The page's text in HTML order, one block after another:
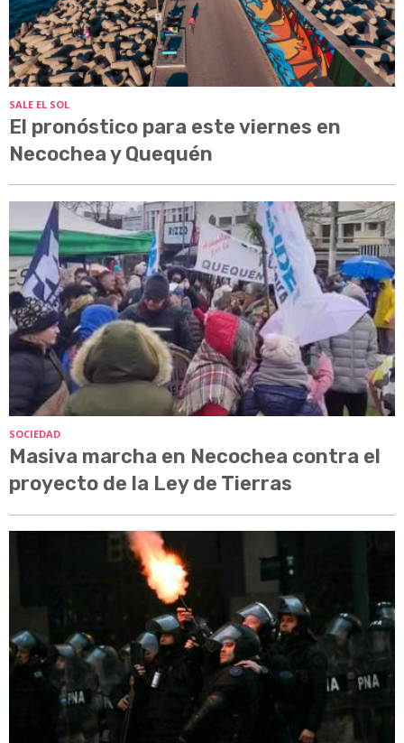
SALE EL SOL
El pronóstico para este viernes en
Necochea y Quequén
SOCIEDAD
Masiva marcha en Necochea contra el
proyecto de la Ley de Tierras